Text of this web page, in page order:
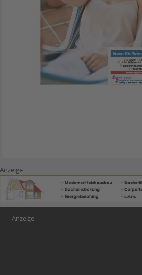
Anzeige
Anzeige